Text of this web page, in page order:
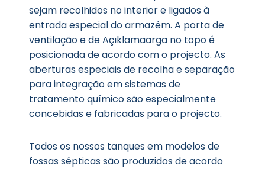
sejam recolhidos no interior e ligados à
entrada especial do armazém. A porta de
ventilação e de Açıklamaarga no topo é
posicionada de acordo com o projecto. As
aberturas especiais de recolha e separação
para integração em sistemas de
tratamento químico são especialmente
concebidas e fabricadas para o projecto.
Todos os nossos tanques em modelos de
fossas sépticas são produzidos de acordo